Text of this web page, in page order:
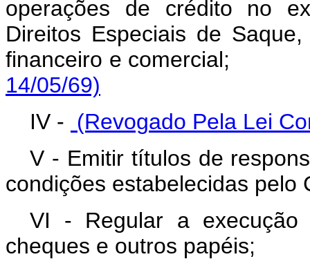
operações de crédito no
Direitos Especiais de
financeiro e comercial;
14/05/69)
IV - (Revogado Pela Lei
V - Emitir títulos de
condições estabelecidas pelo
VI - Regular a execução
cheques e outros papéis;